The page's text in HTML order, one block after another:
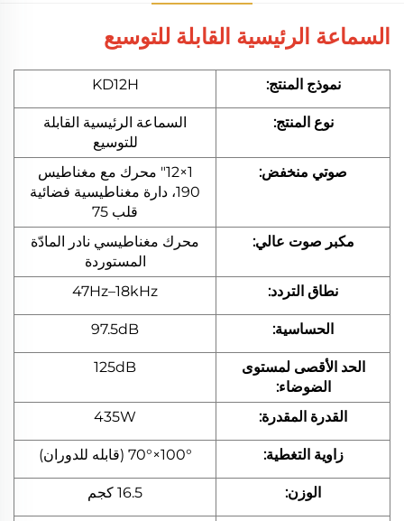
السماعة الرئيسية القابلة للتوسيع
نموذج المنتج: KD12H
نوع المنتج:
السماعة الرئيسية القابلة
للتوسيع
صوتي منخفض:
1×12" محرك مع مغناطيس
190، دارة مغناطيسية فضائية
قلب 75
مكبر صوت عالي:
محرك مغناطيسي نادر المادّة
المستوردة
نطاق التردد:
47Hz–18kHz
الحساسية: 97.5dB
الحد الأقصى لمستوى
الضوضاء:
125dB
القدرة المقدرة: 435W
زاوية التغطية: 100°×70° (قابله للدوران)
الوزن: 16.5 كجم